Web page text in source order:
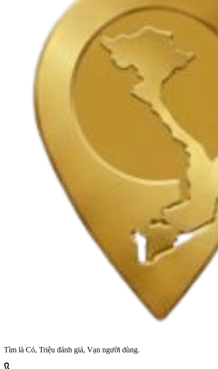
Tìm là Có, Triệu đánh giá, Vạn người dùng.